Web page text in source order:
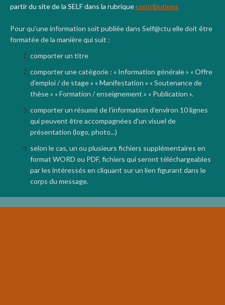
partir du site de la SELF dans la rubriquecontributions
Pour qu’une information soit publiée dans Self@ctu elle doit être
formatée de la manière qui suit :
comporter un titre
comporter une catégorie : « Information générale » « Offre
d’emploi / de stage » « Manifestation » « Soutenance de
thèse » « Formation / enseignement » « Publication ».
comporter un résumé de l’information d'environ 10 lignes
qui peuvent être accompagnées d'un visuel de
présentation (logo, photo...)
selon le cas, un ou plusieurs fichiers supplémentaires en
format WORD ou PDF, fichiers qui seront téléchargeables
par les intéressés en cliquant sur un lien figurant dans le
corps du message.